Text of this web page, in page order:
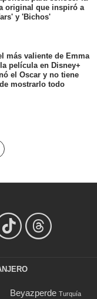
original que inspiró a
y 'Bichos'
más valiente de Emma
película en Disney+
el Oscar y no tiene
mostrarlo todo
Beyazperde Turquía